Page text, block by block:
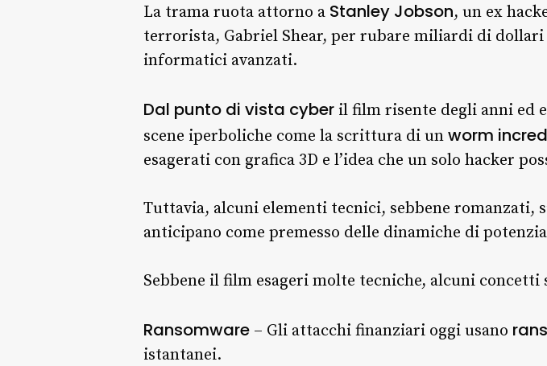
La trama ruota attorno a Stanley Jobson, un ex
terrorista, Gabriel Shear, per rubare miliardi di
informatici avanzati.
Dal punto di vista cyber il film risente degli anni ed
scene iperboliche come la scrittura di un worm
esagerati con grafica 3D e l’idea che un solo hacker
Tuttavia, alcuni elementi tecnici, sebbene romanzati,
anticipano come premesso delle dinamiche di
Sebbene il film esageri molte tecniche, alcuni
Ransomware – Gli attacchi finanziari oggi usano
istantanei.